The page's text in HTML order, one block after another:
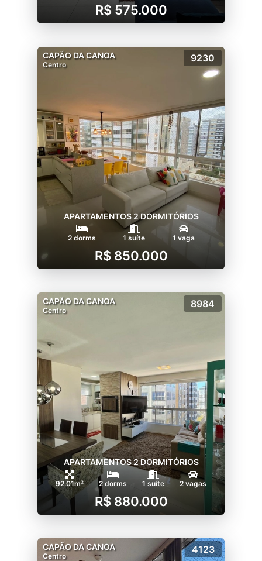
R$ 575.000
CAPÃO DA CANOA
Centro
9230
APARTAMENTOS 2 DORMITÓRIOS
2 dorms 1 suíte 1 vaga
R$ 850.000
CAPÃO DA CANOA
Centro
8984
APARTAMENTOS 2 DORMITÓRIOS
92.01m² 2 dorms 1 suíte 2 vagas
R$ 880.000
CAPÃO DA CANOA
Centro
4123